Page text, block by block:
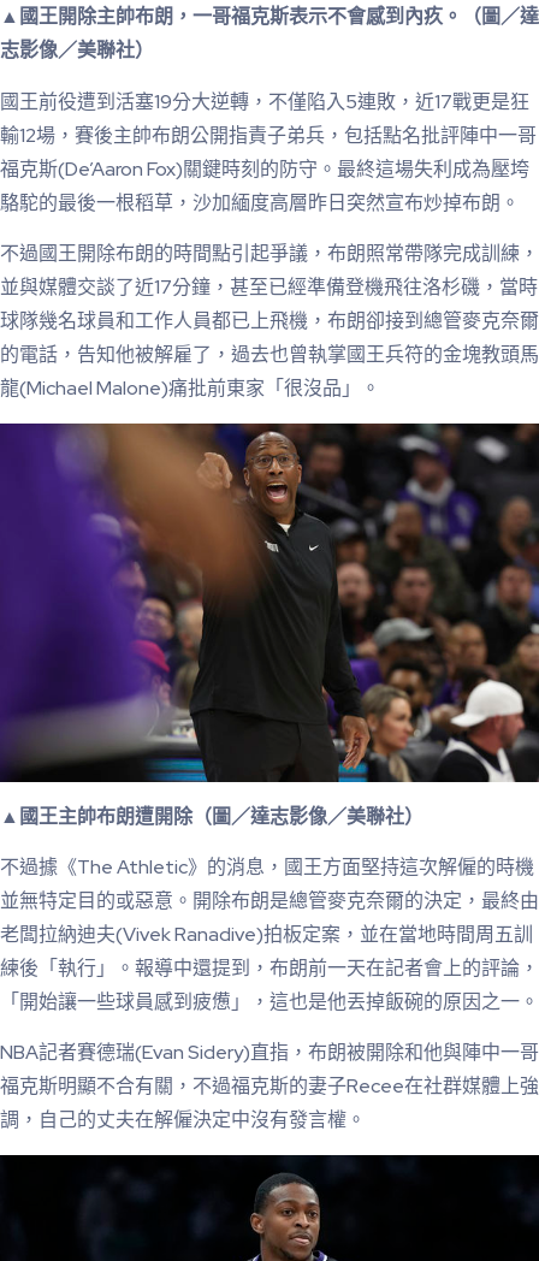
▲國王開除主帥布朗，一哥福克斯表示不會感到內疚。（圖／達
志影像／美聯社）
國王前役遭到活塞19分大逆轉，不僅陷入5連敗，近17戰更是狂
輸12場，賽後主帥布朗公開指責子弟兵，包括點名批評陣中一哥
福克斯(De’Aaron Fox)關鍵時刻的防守。最終這場失利成為壓垮
駱駝的最後一根稻草，沙加緬度高層昨日突然宣布炒掉布朗。
不過國王開除布朗的時間點引起爭議，布朗照常帶隊完成訓練，
並與媒體交談了近17分鐘，甚至已經準備登機飛往洛杉磯，當時
球隊幾名球員和工作人員都已上飛機，布朗卻接到總管麥克奈爾
的電話，告知他被解雇了，過去也曾執掌國王兵符的金塊教頭馬
龍(Michael Malone)痛批前東家「很沒品」。
▲國王主帥布朗遭開除（圖／達志影像／美聯社）
不過據《The Athletic》的消息，國王方面堅持這次解僱的時機
並無特定目的或惡意。開除布朗是總管麥克奈爾的決定，最終由
老闆拉納迪夫(Vivek Ranadive)拍板定案，並在當地時間周五訓
練後「執行」。報導中還提到，布朗前一天在記者會上的評論，
「開始讓一些球員感到疲憊」，這也是他丟掉飯碗的原因之一。
NBA記者賽德瑞(Evan Sidery)直指，布朗被開除和他與陣中一哥
福克斯明顯不合有關，不過福克斯的妻子Recee在社群媒體上強
調，自己的丈夫在解僱決定中沒有發言權。